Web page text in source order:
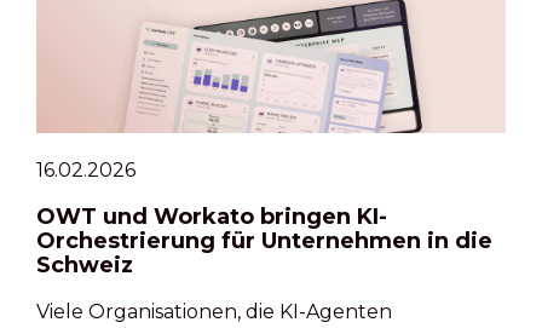
16.02.2026
OWT und Workato bringen KI-
Orchestrierung für Unternehmen in die
Schweiz
Viele Organisationen, die KI-Agenten